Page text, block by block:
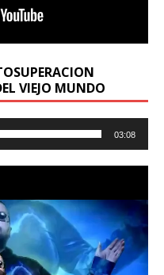
VIEJO MUNDO
03:08